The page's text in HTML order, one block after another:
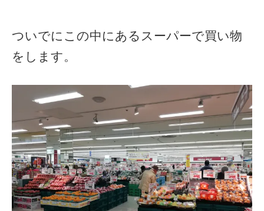
ついでにこの中にあるスーパーで買い物
をします。